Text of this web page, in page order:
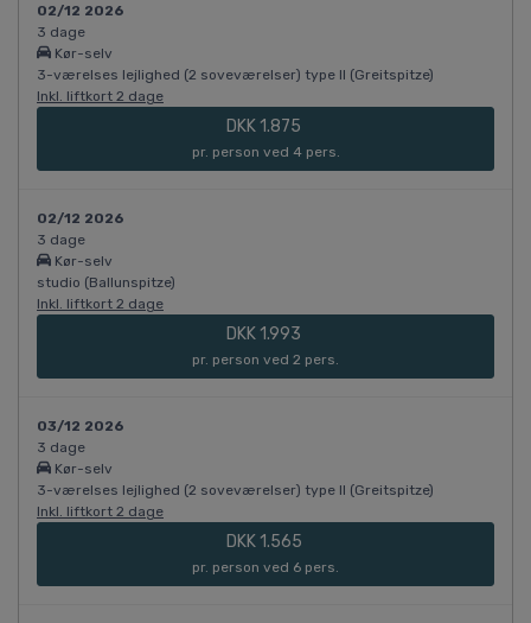
02/12 2026
3 dage
Kør-selv
3-værelses lejlighed (2 soveværelser) type II (Greitspitze)
Inkl. liftkort 2 dage
DKK 1.875
pr. person ved 4 pers.
02/12 2026
3 dage
Kør-selv
studio (Ballunspitze)
Inkl. liftkort 2 dage
DKK 1.993
pr. person ved 2 pers.
03/12 2026
3 dage
Kør-selv
3-værelses lejlighed (2 soveværelser) type II (Greitspitze)
Inkl. liftkort 2 dage
DKK 1.565
pr. person ved 6 pers.